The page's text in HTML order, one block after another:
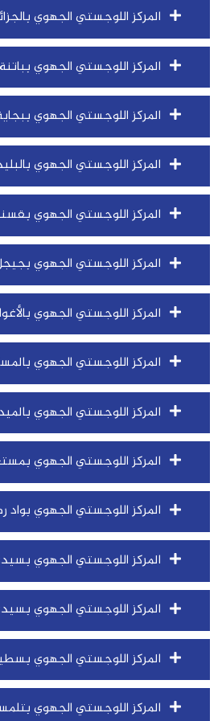
المركز اللوجستي الجهوي
المركز اللوجستي الجهوي بباتنة
المركز اللوجستي الجهوي
المركز اللوجستي الجهوي
المركز اللوجستي الجهوي
المركز اللوجستي الجهوي
المركز اللوجستي الجهوي
المركز اللوجستي الجهوي
المركز اللوجستي الجهوي
المركز اللوجستي الجهوي
المركز اللوجستي الجهوي بواد
المركز اللوجستي الجهوي
المركز اللوجستي الجهوي
المركز اللوجستي الجهوي
المركز اللوجستي الجهوي